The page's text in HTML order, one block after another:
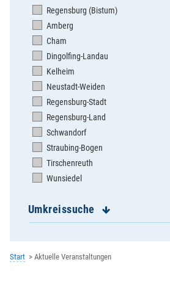
Bechtsrieth, St. Josef
Burkhardsreuth, St. Jakob
Eschenbach, St. Laurentius
Eslarn, Maria Himmelfahrt
Etzenricht, St. Nikolaus
Floß, St. Johannes der Täufer
Flossenbürg, St. Pankratius
Grafenwöhr, Hl. Dreifaltigkeit
Kaltenbrunn, St. Martin
Kirchendemenreuth, St. Johannes
Kirchenthumbach, Mariä Himmelfahrt
Kohlberg, Herz Jesu
Leuchtenberg, St. Margareta
Regensburg (Bistum)
Amberg
Cham
Dingolfing-Landau
Kelheim
Neustadt-Weiden
Regensburg-Stadt
Regensburg-Land
Schwandorf
Straubing-Bogen
Tirschenreuth
Wunsiedel
Umkreissuche
Start Aktuelle Veranstaltungen